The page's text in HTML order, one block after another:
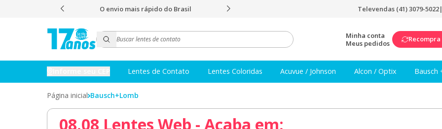
O envio mais rápido do Brasil Televendas (41) 3079-5022|
Minha conta
Meus pedidos
Recompra
Lentes de Contato Lentes Coloridas Acuvue / Johnson Alcon / Optix Bausch
Página inicial Bausch+Lomb
08.08 Lentes Web - Acaba em: